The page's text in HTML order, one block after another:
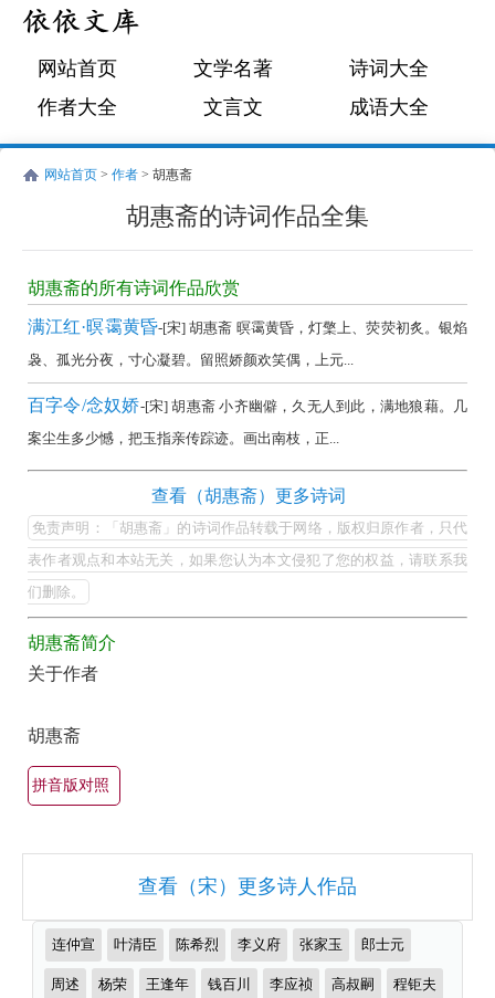
网站首页 文学名著
诗词大全
作者大全
文言文 成语大全
网站首页 > 作者 > 胡惠斋
胡惠斋的诗词作品全集
胡
惠
斋
的
诗
词
作
品
全
集
欣
赏
（全
部
有
集
锦）-
古
词
全
胡惠斋的所有诗词作品欣赏
满江红·暝霭黄昏-[宋] 胡惠斋 暝霭黄昏，灯檠上、荧荧初炙。银焰
袅、孤光分夜，寸心凝碧。留照娇颜欢笑偶，上元...
百字令/念奴娇-[宋] 胡惠斋 小齐幽僻，久无人到此，满地狼藉。几
案尘生多少憾，把玉指亲传踪迹。画出南枝，正...
惠
斋
的
最
美
最
名
古
诗
（精
查看（胡惠斋）更多诗词
免责声明：「胡惠斋」的诗词作品转载于网络，版权归原作者，只代
表作者观点和本站无关，如果您认为本文侵犯了您的权益，请联系我
们删除。
胡惠斋简介
关于作者
胡惠斋
拼音版对照
查看（宋）更多诗人作品
推
荐
作
连仲宣 叶清臣 陈希烈 李义府 张家玉 郎士元
周述 杨荣 王逢年 钱百川 李应祯 高叔嗣 程钜夫